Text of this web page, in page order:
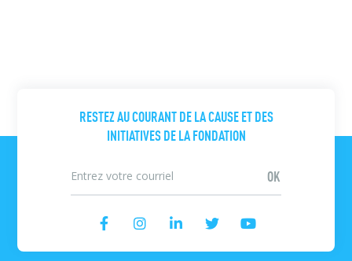
RESTEZ AU COURANT DE LA CAUSE ET DES
INITIATIVES DE LA FONDATION